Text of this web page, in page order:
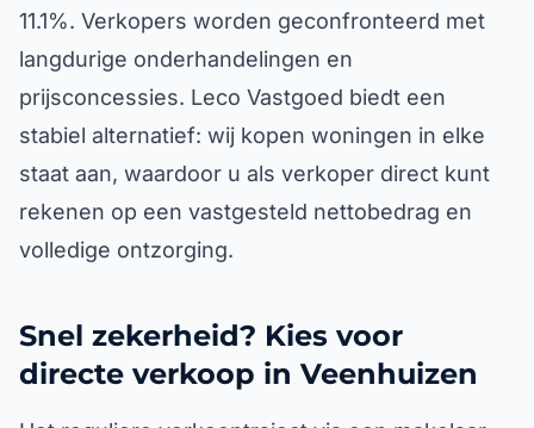
11.1%. Verkopers worden geconfronteerd met
langdurige onderhandelingen en
prijsconcessies. Leco Vastgoed biedt een
stabiel alternatief: wij kopen woningen in elke
staat aan, waardoor u als verkoper direct kunt
rekenen op een vastgesteld nettobedrag en
volledige ontzorging.
Snel zekerheid? Kies voor
directe verkoop in Veenhuizen